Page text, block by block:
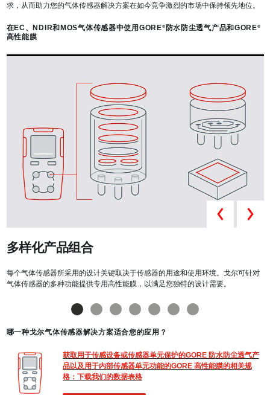
求，从而助力您的气体传感器解决方案在如今竞争激烈的市场中保持领先地位。
在EC、NDIR和MOS气体传感器中使用GORE® 防水防尘透气产品和GORE®
高性能膜
多样化产品组合
每个气体传感器所采用的设计关键取决于传感器的用途和使用环境。戈尔可针对
气体传感器的多种功能提供专用高性能膜，以满足您独特的设计需要。
哪一种戈尔气体传感器解决方案适合您的应用？
获取用于传感设备或传感器单元保护的GORE 防水防尘透气产
品以及用于内部传感器单元功能的GORE 高性能膜的相关规
格：下载我们的数据表格